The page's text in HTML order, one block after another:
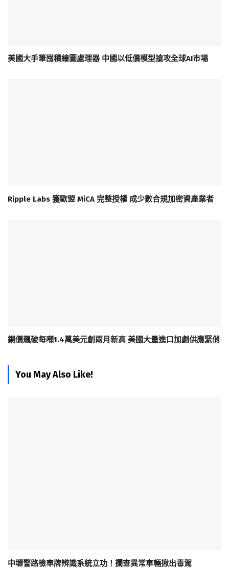
美國大手筆囤積繪圖處理器 中國以低價模型搶攻全球AI市場
Ripple Labs 獲歐盟 MiCA 完整授權 成少數合規加密資產業者
銅價飆破每噸1.4萬美元創兩月新高 美國大量進口加劇供應緊俏
You May Also Like!
中壢警路檢車牌辨識系統立功！攔查異常車輛揪出毒駕